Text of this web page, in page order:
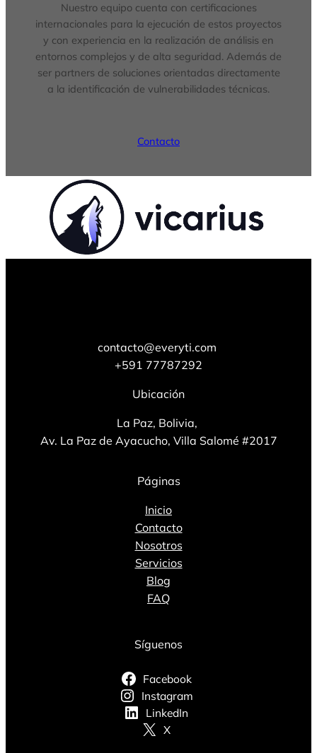
Nuestro equipo cuenta con certificaciones
internacionales para la ejecución de estos proyectos
y con experiencia en la realización de análisis en
entornos complejos y de alta seguridad. Además de
ser partners de soluciones orientadas directamente
a la identificación de vulnerabilidades técnicas.
Contacto
contacto@everyti.com
+591 77787292
Ubicación
La Paz, Bolivia,
Av. La Paz de Ayacucho, Villa Salomé #2017
Páginas
Inicio
Contacto
Nosotros
Servicios
Blog
FAQ
Síguenos
Facebook
Instagram
LinkedIn
X